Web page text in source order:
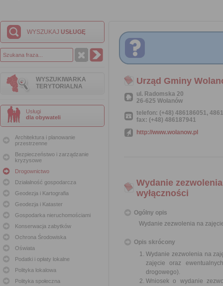
WYSZUKAJ USŁUGĘ
WYSZUKIWARKA
TERYTORIALNA
Usługi
dla obywateli
Architektura i planowanie
przestrzenne
Bezpieczeństwo i zarządzanie
kryzysowe
Drogownictwo
Działalność gospodarcza
Geodezja i Kartografia
Geodezja i Kataster
Gospodarka nieruchomościami
Konserwacja zabytków
Ochrona Środowiska
Oświata
Podatki i opłaty lokalne
Polityka lokalowa
Polityka społeczna
Urząd Gminy
ul. Radomska 20
26-625 Wolanów
telefon: (+48) 486186051,
fax: (+48) 486187941
http://www.wolanow.pl
Wydanie
wyłączności
Ogólny opis
Wydanie zezwolenia na
Opis skrócony
Wydanie zezwolenia na
zajęcie oraz
drogowego).
Wniosek o wydanie